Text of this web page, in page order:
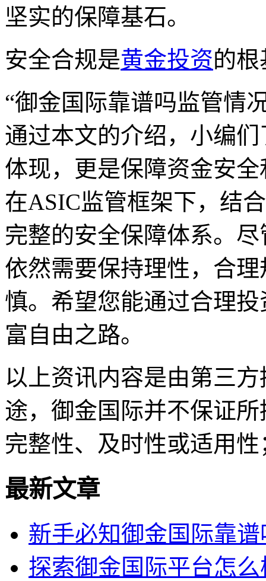
坚实的保障基石。
安全合规是黄金投资的根
“御金国际靠谱吗监管情
通过本文的介绍，小编
体现，更是保障资金安
在ASIC监管框架下，结
完整的安全保障体系。
依然需要保持理性，合
慎。希望您能通过合理
富自由之路。
以上资讯内容是由第三
途，御金国际并不保证
完整性、及时性或适用
最新文章
新手必知御金国际靠
探索御金国际平台怎